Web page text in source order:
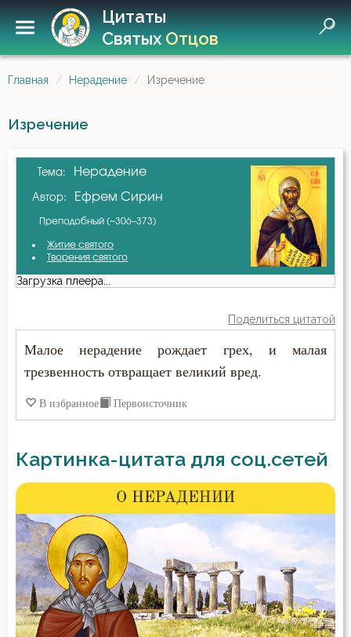
Цитаты
СвятыхОтцов
Главная Нерадение Изречение
Изречение
Тема: Нерадение
Автор: Ефрем Сирин
Преподобный (~306–373)
Житие святого
Творения святого
Загрузка плеера...
Поделиться цитатой
Малое нерадение рождает грех, и малая
трезвенность отвращает великий вред.
В избранное Первоисточник
Картинка-цитата для соц.сетей